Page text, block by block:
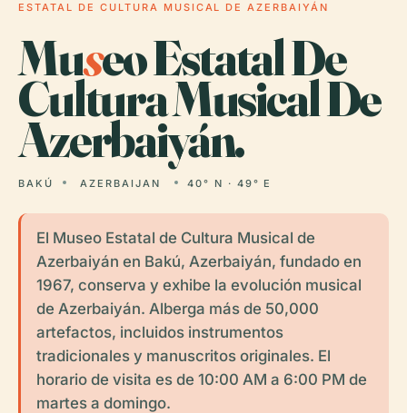
ESTATAL DE CULTURA MUSICAL DE AZERBAIYÁN
Museo Estatal De
Cultura Musical De
Azerbaiyán.
BAKÚ AZERBAIJAN 40° N · 49° E
El Museo Estatal de Cultura Musical de
Azerbaiyán en Bakú, Azerbaiyán, fundado en
1967, conserva y exhibe la evolución musical
de Azerbaiyán. Alberga más de 50,000
artefactos, incluidos instrumentos
tradicionales y manuscritos originales. El
horario de visita es de 10:00 AM a 6:00 PM de
martes a domingo.